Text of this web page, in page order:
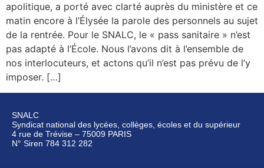
apolitique, a porté avec clarté auprès du ministère et ce
matin encore à l’Élysée la parole des personnels au sujet
de la rentrée. Pour le SNALC, le « pass sanitaire » n’est
pas adapté à l’École. Nous l’avons dit à l’ensemble de
nos interlocuteurs, et actons qu’il n’est pas prévu de l’y
imposer. […]
SNALC
Syndicat national des lycées, collèges, écoles et du supérieur
4 rue de Trévise – 75009 PARIS
N° Siren 784 312 282